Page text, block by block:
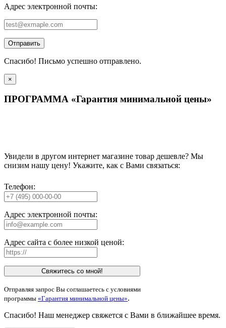
Адрес электронной почты:
Отправить
Спасибо! Письмо успешно отправлено.
×
ПРОГРАММА «Гарантия минимальной цены»
Увидели в другом интернет магазине товар дешевле? Мы
снизим нашу цену! Укажите, как с Вами связаться:
Телефон:
Адрес электронной почты:
Адрес сайта с более низкой ценой:
Свяжитесь со мной!
Отправляя запрос Вы соглашаетесь с условиями
программы «Гарантия минимальной цены».
Спасибо! Наш менеджер свяжется с Вами в ближайшее время.